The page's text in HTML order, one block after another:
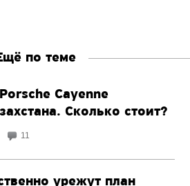
по теме
Cayenne
Сколько стоит?
11
урежут план